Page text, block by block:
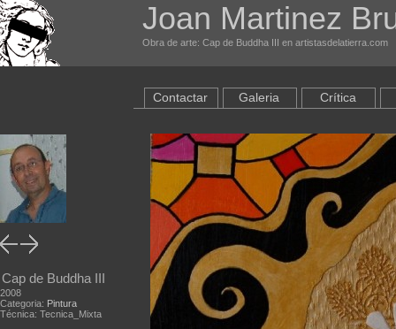
Joan Martinez
Obra de arte: Cap de Buddha III en artistasdelatierra.com
Cap de Buddha III
2008
Categoria: Pintura
Técnica: Tecnica_Mixta
Contactar Galeria Crítica